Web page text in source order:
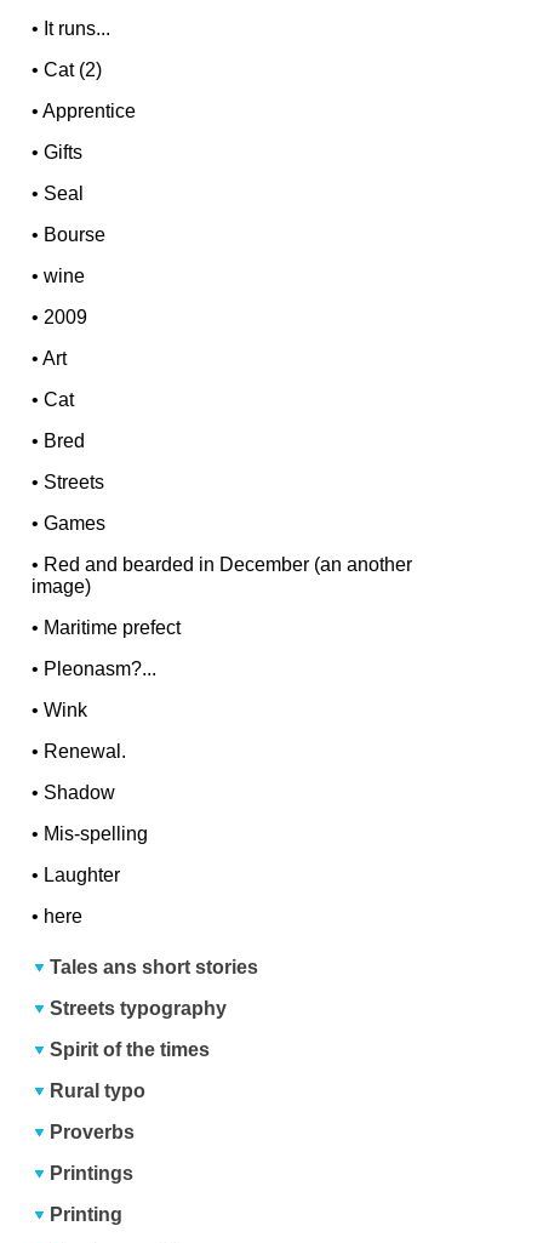
• It runs...
•Cat (2)
•Apprentice
•Gifts
• Seal
• Bourse
•wine
•2009
•Art
•Cat
• Bred
• Streets
•Games
• Red and bearded in December (an another
image)
• Maritime prefect
• Pleonasm?...
•Wink
• Renewal.
• Shadow
• Mis-spelling
• Laughter
• here
Tales ans short stories
Streets typography
Spirit of the times
Rural typo
Proverbs
Printings
Printing